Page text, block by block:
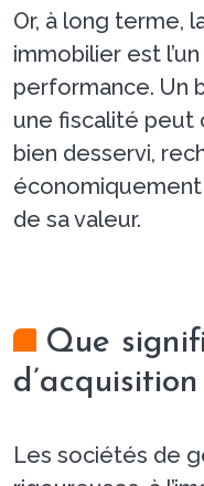
Or, à long terme,
immobilier est
performance. Un
une fiscalité peut
bien desservi,
de sa valeur.
Que
Les sociétés de